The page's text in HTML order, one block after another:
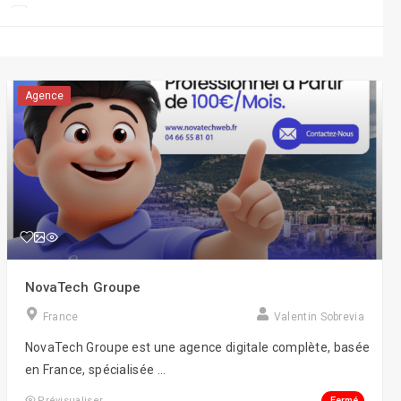
e-Commerce
Événementiel
Gaming
Growth Hacking
Inbound Marketing
Lead Generation
Netlinking
Retargeting
SEO/SEA/SMM/SMO
Agence
NovaTech Groupe
France Valentin Sobrevia
NovaTech Groupe est une agence digitale complète, basée
en France, spécialisée ...